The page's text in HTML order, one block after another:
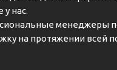
у нас.
менеджеры
на протяжении всей